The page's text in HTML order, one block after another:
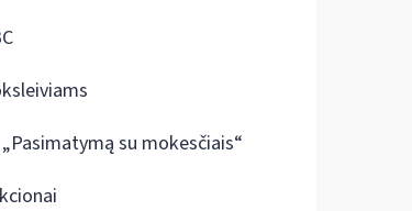
su mokesčiais“